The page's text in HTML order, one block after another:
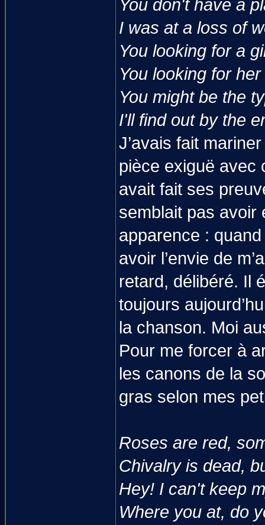
You don't have a
I was at a loss of
You looking for a
You looking for
You might be the
I'll find out by the
J’avais fait
pièce exiguë avec
avait fait ses
semblait pas avoir
apparence :
avoir l’envie de
retard, délibéré. Il
toujours
la chanson. Moi
Pour me forcer à
les canons de la
gras selon mes
Roses are red,
Chivalry is dead,
Hey! I can't keep
Where you at, do